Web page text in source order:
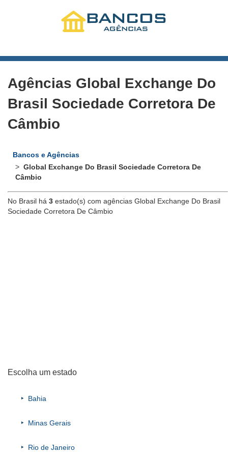
Agências Global Exchange Do
Brasil Sociedade Corretora De
Câmbio
Bancos e Agências
Global Exchange Do Brasil Sociedade Corretora De
Câmbio
No Brasil há 3 estado(s) com agências Global Exchange Do Brasil
Sociedade Corretora De Câmbio
Escolha um estado
Bahia
Minas Gerais
Rio de Janeiro